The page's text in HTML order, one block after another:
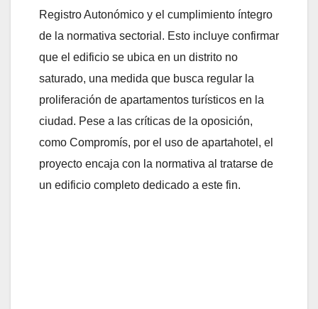
Registro Autonómico y el cumplimiento íntegro
de la normativa sectorial. Esto incluye confirmar
que el edificio se ubica en un distrito no
saturado, una medida que busca regular la
proliferación de apartamentos turísticos en la
ciudad. Pese a las críticas de la oposición,
como Compromís, por el uso de apartahotel, el
proyecto encaja con la normativa al tratarse de
un edificio completo dedicado a este fin.